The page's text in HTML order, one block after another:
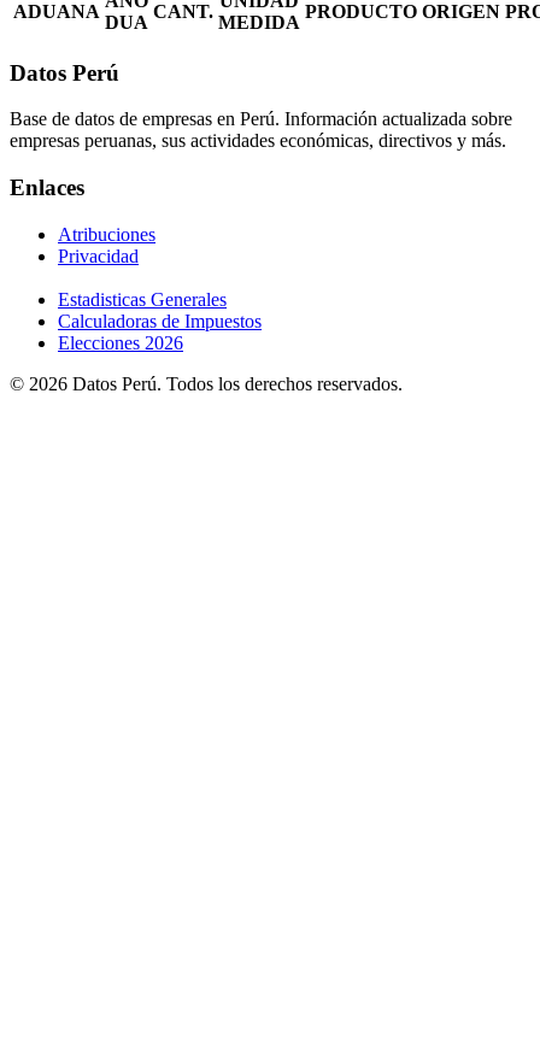
ADUANA
DUA
CANT.
MEDIDA
PRODUCTO ORIGEN
Datos Perú
Base de datos de empresas en Perú. Información actualizada sobre
empresas peruanas, sus actividades económicas, directivos y más.
Enlaces
Atribuciones
Privacidad
Estadisticas Generales
Calculadoras de Impuestos
Elecciones 2026
© 2026 Datos Perú. Todos los derechos reservados.